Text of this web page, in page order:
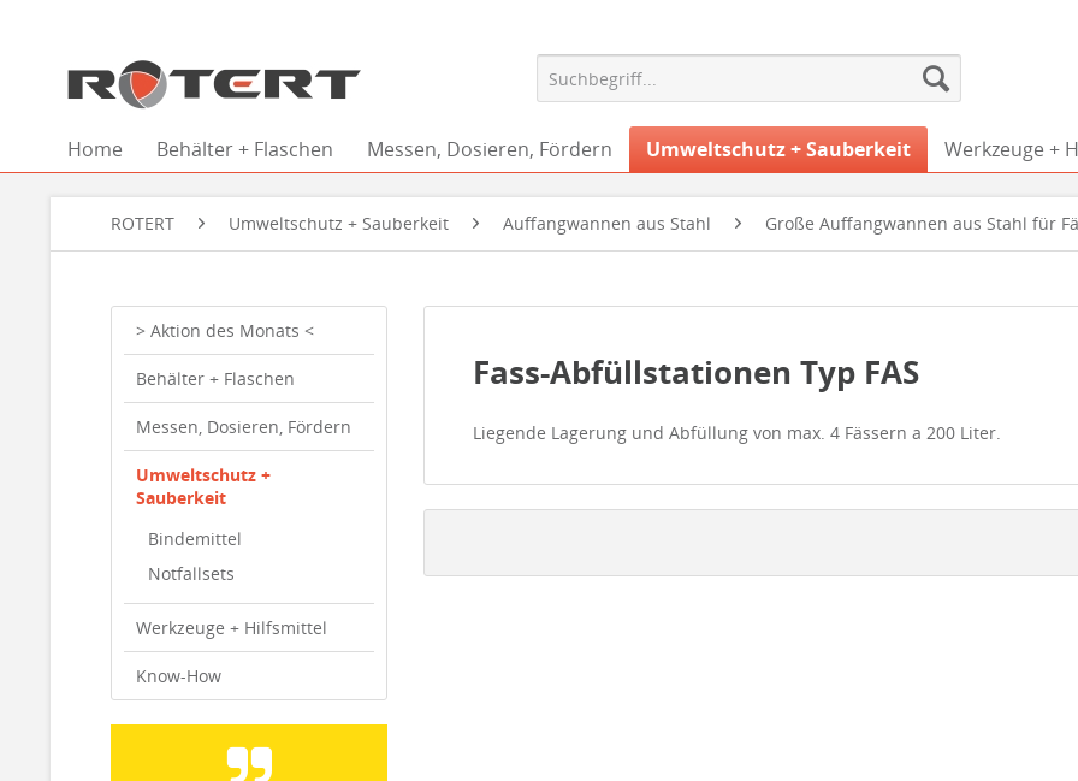
Home Behälter + Flaschen Messen, Dosieren, Fördern Umweltschutz + Sauberkeit Werkzeuge +
ROTERT Umweltschutz + Sauberkeit Auffangwannen aus Stahl Große Auffangwannen aus Stahl für
> Aktion des Monats <
Behälter + Flaschen
Messen, Dosieren, Fördern
Umweltschutz +
Sauberkeit
Bindemittel
Notfallsets
Werkzeuge + Hilfsmittel
Know-How
Fass-Abfüllstationen Typ FAS
Liegende Lagerung und Abfüllung von max. 4 Fässern a 200 Liter.